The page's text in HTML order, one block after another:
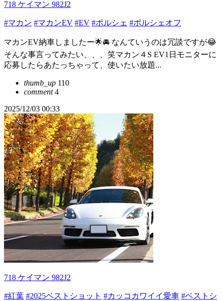
718 ケイマン 982J2
#マカン #マカンEV #EV #ポルシェ #ポルシェオフ
マカンEV納車しましたー🌟🚘 なんていうのは冗談ですが😂
そんな事言ってみたい、、、笑マカン４S EV1日モニターに
応募したらあたっちゃって、使いたい放題...
thumb_up 110
comment4
2025/12/03 00:33
718 ケイマン 982J2
#紅葉 #2025ベストショット #カッコカワイイ愛車 #ベストシ